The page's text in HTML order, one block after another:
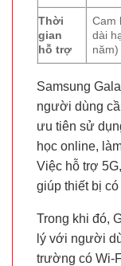
Thời
gian
hỗ trợ
Cam
dài
năm)
Samsung
người dùng
ưu tiên sử
học online,
Việc hỗ trợ
giúp thiết bị
Trong khi đó,
lý với người
trường có Wi-